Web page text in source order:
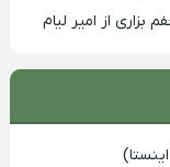
از امیر لیام